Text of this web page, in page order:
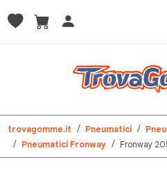
trovagomme.it Pneumatici
Pneumatici Fronway
Fronway